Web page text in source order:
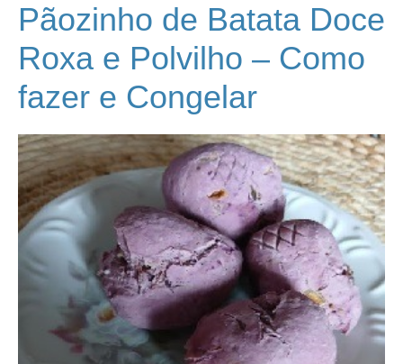
Pãozinho de Batata Doce
Roxa e Polvilho – Como
fazer e Congelar